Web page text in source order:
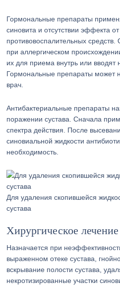
Гормональные препараты
синовита и отсутствии эффекта
противовоспалительных
при аллергическом
их для приема внутрь или вводят
Гормональные препараты может
врач.
Антибактериальные препараты
поражении сустава. Сначала
спектра действия. После
синовиальной жидкости
необходимость.
Для удаления скопившейся
сустава
Хирургическое лечение
Назначается при
выраженном отеке сустава,
вскрывание полости сустава,
некротизированные участки